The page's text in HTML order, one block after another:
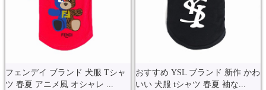
フェンデイ ブランド 犬服 Tシャ
ツ 春夏 アニメ風 オシャレ ...
おすすめ YSL ブランド 新作 かわ
いい 犬服 tシャツ 春夏 袖な...